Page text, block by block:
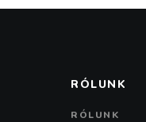
RÓLUNK
RÓLUNK